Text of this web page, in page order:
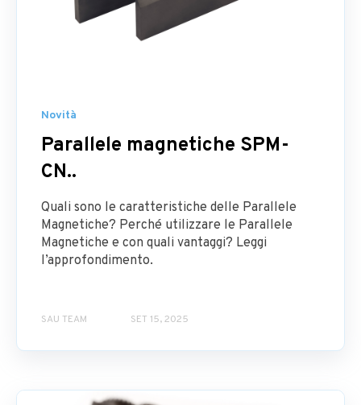
Novità
Parallele magnetiche SPM-
CN..
Quali sono le caratteristiche delle Parallele
Magnetiche? Perché utilizzare le Parallele
Magnetiche e con quali vantaggi? Leggi
l’approfondimento.
SAU TEAM SET 15, 2025